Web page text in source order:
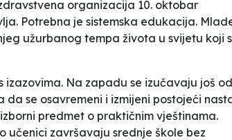
organizacija 10. oktobar
Potrebna je sistemska edukacija.
užurbanog tempa života u svijetu koji
izazovima. Na zapadu se izučavaju još od
se osavremeni i izmijeni postojeći
predmet o praktičnim vještinama.
učenici završavaju srednje škole bez